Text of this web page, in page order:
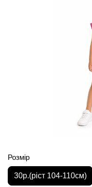
Розмір
30р.(ріст 104-110см)